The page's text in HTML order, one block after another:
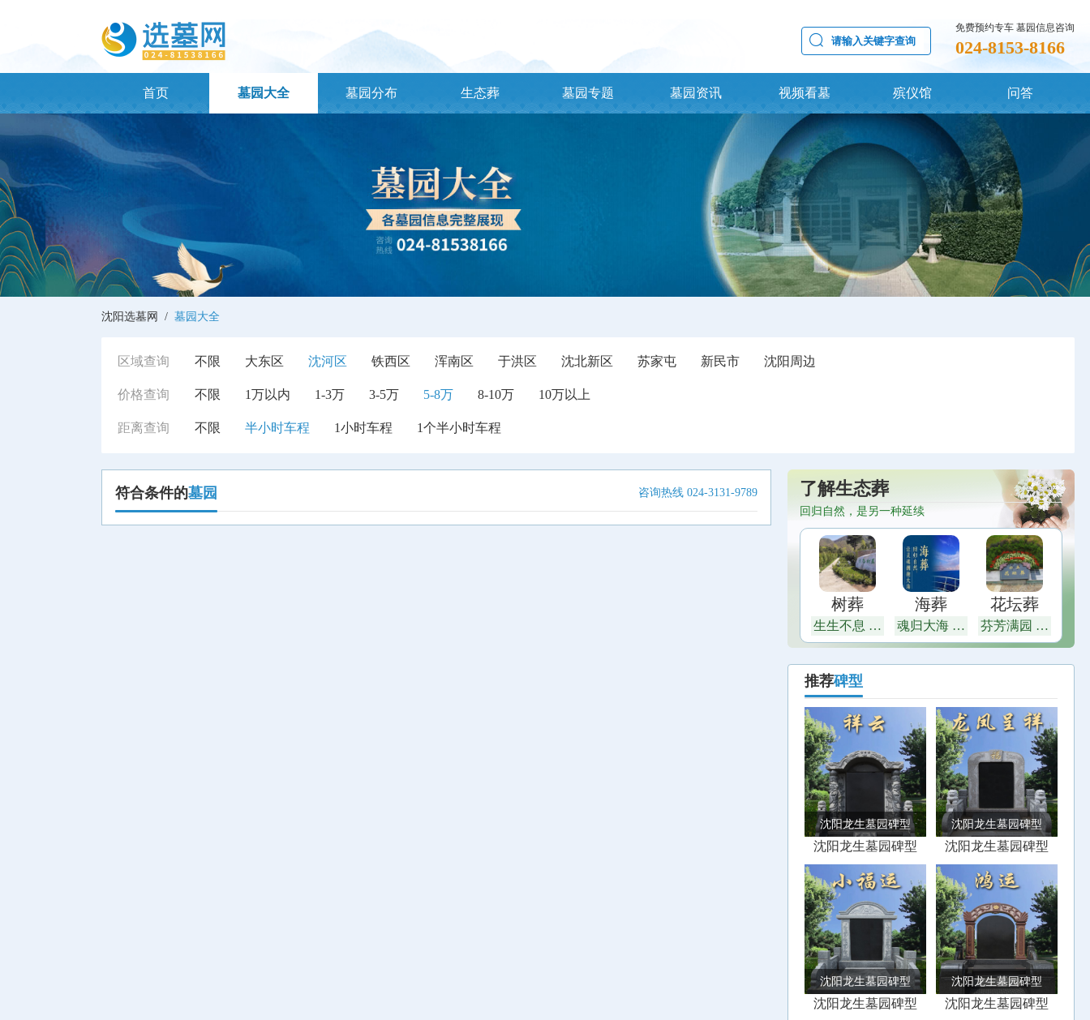
免费预约专车 墓园信息咨询
024-8153-8166
首页 墓园大全 墓园分布 生态葬 墓园专题 墓园资讯 视频看墓 殡仪馆 问答
沈阳选墓网 / 墓园大全
区域查询 不限 大东区 沈河区 铁西区 浑南区 于洪区 沈北新区 苏家屯 新民市 沈阳周边
价格查询 不限 1万以内 1-3万 3-5万 5-8万 8-10万 10万以上
距离查询 不限 半小时车程 1小时车程 1个半小时车程
符合条件的墓园 咨询热线 024-3131-9789 了解生态葬
回归自然，是另一种延续
树葬
生生不息 茂
盛繁荣
海葬
魂归大海 恩
泽四方
花坛葬
芬芳满园 富
贵绵长
推荐碑型
沈阳龙生墓园碑型
沈阳龙生墓园碑型
沈阳龙生墓园碑型
沈阳龙生墓园碑型
沈阳龙生墓园碑型
沈阳龙生墓园碑型
沈阳龙生墓园碑型
沈阳龙生墓园碑型